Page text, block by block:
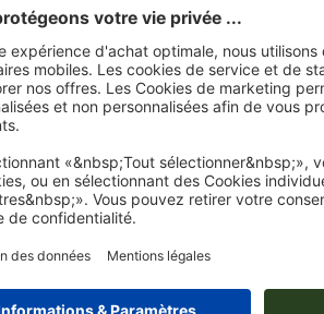
presque toutes les
grands efforts les
d'adresse et
ROULEAU
dépend entièrement de votre motif
en rouleau
également contenir des informations sur les